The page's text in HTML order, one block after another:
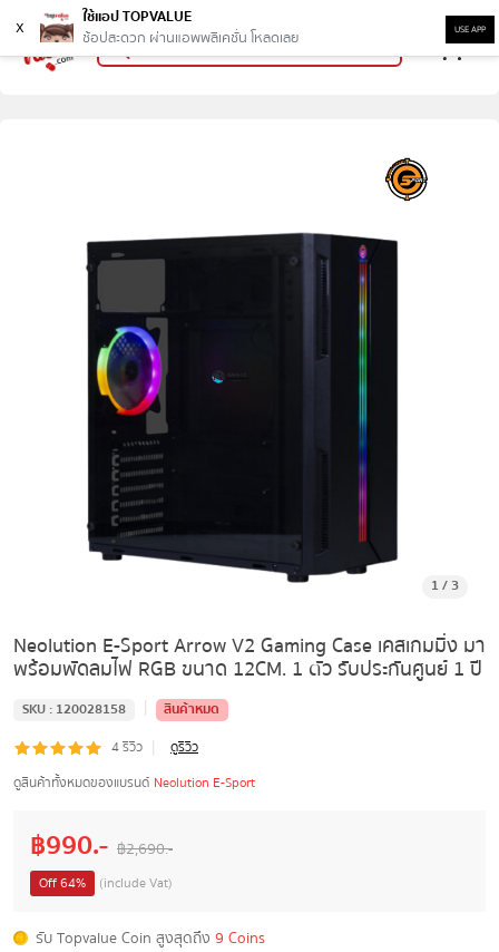
x
ใช้แอป TOPVALUE
ช้อปสะดวก ผ่านแอพพลิเคชั่น โหลดเลย
USE APP
1 / 3
Neolution E-Sport Arrow V2 Gaming Case เคสเกมมิ่ง มา
พร้อมพัดลมไฟ RGB ขนาด 12CM. 1 ตัว รับประกันศูนย์ 1 ปี
SKU : 120028158 |
สินค้าหมด
4รีวิว |
ดูรีวิว
ดูสินค้าทั้งหมดของแบรนด์ Neolution E-Sport
฿990.- ฿2,690.-
Off64% (include Vat)
รับ Topvalue Coin สูงสุดถึง 9 Coins